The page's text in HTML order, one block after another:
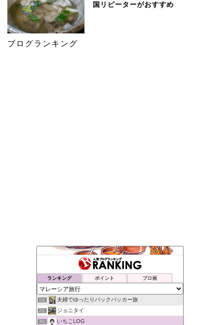
国リピーターがおすすめ
ブログランキング
ランキング ポイント ブロ画
1位 夫婦でゆったりバックパッカー旅
2位 ジョニタイ
3位 いちこLOG